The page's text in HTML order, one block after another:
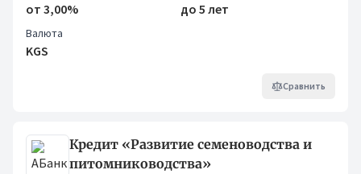
от 3,00% до 5 лет
Валюта
KGS
Сравнить
Кредит «Развитие семеноводства и
питомниководства»